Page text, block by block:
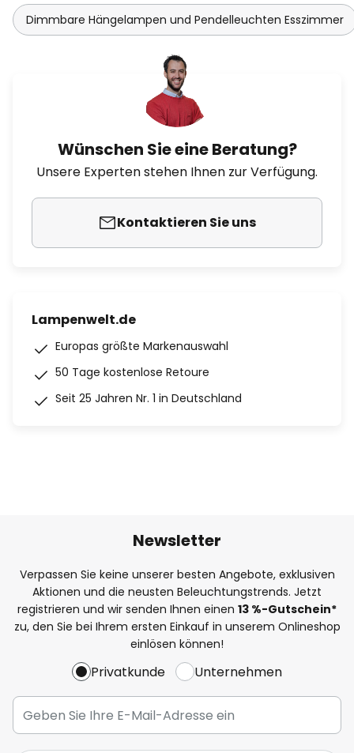
Dimmbare Hängelampen und Pendelleuchten Esszimmer
Wünschen Sie eine Beratung?
Unsere Experten stehen Ihnen zur Verfügung.
Kontaktieren Sie uns
Lampenwelt.de
Europas größte Markenauswahl
50 Tage kostenlose Retoure
Seit 25 Jahren Nr. 1 in Deutschland
Newsletter
Verpassen Sie keine unserer besten Angebote, exklusiven
Aktionen und die neusten Beleuchtungstrends. Jetzt
registrieren und wir senden Ihnen einen 13 %-Gutschein*
zu, den Sie bei Ihrem ersten Einkauf in unserem Onlineshop
einlösen können!
Privatkunde Unternehmen